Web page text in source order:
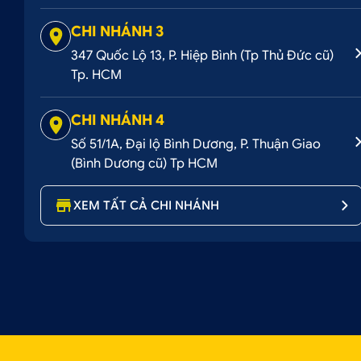
CHI NHÁNH 3
347 Quốc Lộ 13, P. Hiệp Bình (Tp Thủ Đức cũ)
Tp. HCM
CHI NHÁNH 4
Số 51/1A, Đại lộ Bình Dương, P. Thuận Giao
(Bình Dương cũ) Tp HCM
XEM TẤT CẢ CHI NHÁNH